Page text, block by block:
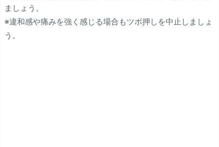
ましょう。
※違和感や痛みを強く感じる場合もツボ押しを中止しましょ
う。